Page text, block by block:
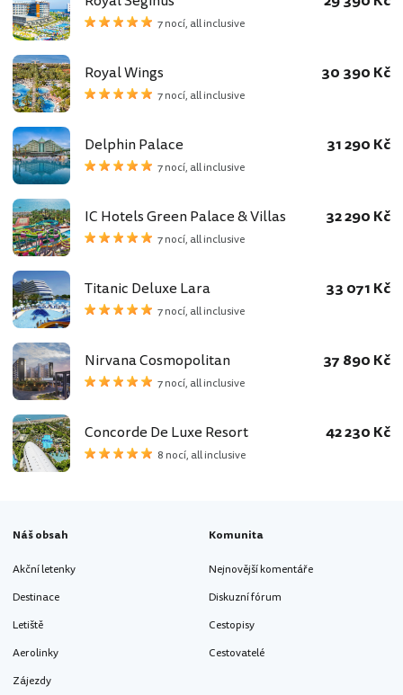
7 nocí, all inclusive
Royal Wings
7 nocí, all inclusive
30 390 Kč
Delphin Palace
7 nocí, all inclusive
31 290 Kč
IC Hotels Green Palace & Villas
7 nocí, all inclusive
32 290 Kč
Titanic Deluxe Lara
7 nocí, all inclusive
33 071 Kč
Nirvana Cosmopolitan
7 nocí, all inclusive
37 890 Kč
Concorde De Luxe Resort
8 nocí, all inclusive
42 230 Kč
Náš obsah
Akční letenky
Destinace
Letiště
Aerolinky
Zájezdy
Komunita
Nejnovější komentáře
Diskuzní fórum
Cestopisy
Cestovatelé